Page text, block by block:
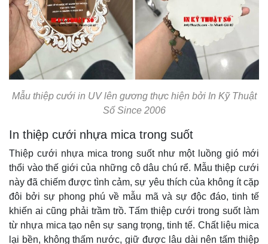
Mẫu thiệp cưới in UV lên gương thực hiện bởi In Kỹ Thuật
Số Since 2006
In thiệp cưới nhựa mica trong suốt
Thiệp cưới nhựa mica trong suốt như một luồng gió mới
thổi vào thế giới của những cô dâu chú rể. Mẫu thiệp cưới
này đã chiếm được tình cảm, sự yêu thích của không ít cặp
đôi bởi sự phong phú về mẫu mã và sự độc đáo, tinh tế
khiến ai cũng phải trầm trồ. Tấm thiệp cưới trong suốt làm
từ nhựa mica tạo nên sự sang trọng, tinh tế. Chất liệu mica
lại bền, không thấm nước, giữ được lâu dài nên tấm thiệp